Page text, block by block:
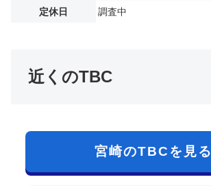
定休日
調査中
近くのTBC
宮崎のTBCを見る